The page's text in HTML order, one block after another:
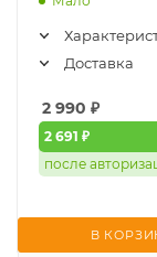
Доставка
2 990 ₽
2 691 ₽
после
В